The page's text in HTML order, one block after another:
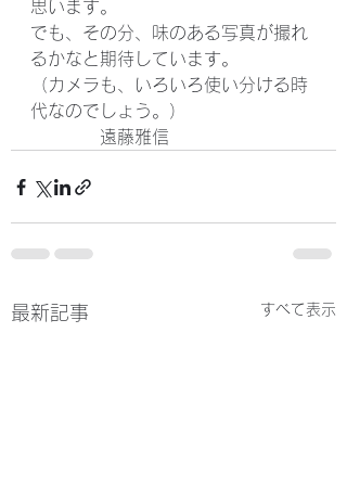
思います。
でも、その分、味のある写真が撮れ
るかなと期待しています。
（カメラも、いろいろ使い分ける時
代なのでしょう。）
遠藤雅信
最新記事 すべて表示